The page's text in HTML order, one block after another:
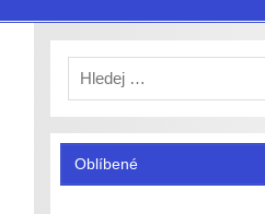
Oblíbené